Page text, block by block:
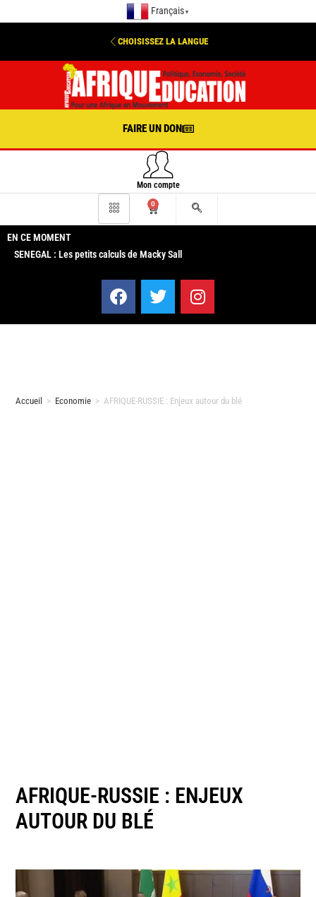
Français ▼
CHOISISSEZ LA LANGUE
FAIRE UN DON
Mon compte
0
EN CE MOMENT
SENEGAL : Les petits calculs de Macky Sall
Accueil > Economie > AFRIQUE-RUSSIE : Enjeux autour du blé
AFRIQUE-RUSSIE : ENJEUX
AUTOUR DU BLÉ